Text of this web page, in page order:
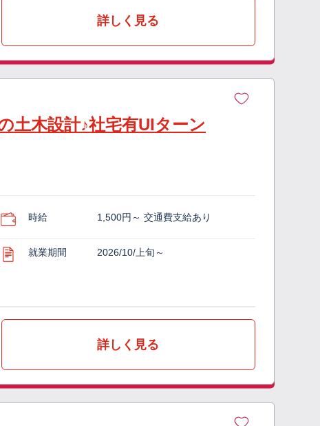
詳しく見る
土木設計♪社宅有UIターン
時給 1,500円～ 交通費支給あり
就業期間 2026/10/上旬～
詳しく見る